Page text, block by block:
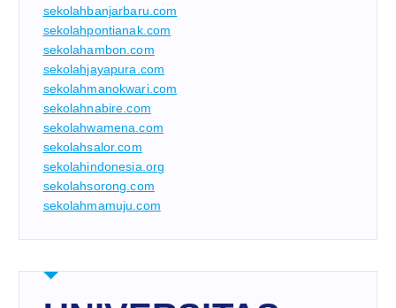
sekolahbanjarbaru.com
sekolahpontianak.com
sekolahambon.com
sekolahjayapura.com
sekolahmanokwari.com
sekolahnabire.com
sekolahwamena.com
sekolahsalor.com
sekolahindonesia.org
sekolahsorong.com
sekolahmamuju.com